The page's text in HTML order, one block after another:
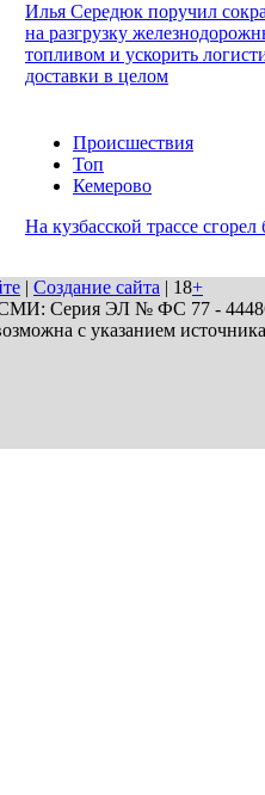
Илья Середюк поручил
на разгрузку
топливом и ускорить
доставки в целом
Происшествия
Топ
Кемерово
На кузбасской трассе сгорел
| Создание сайта | 18+
Серия ЭЛ № ФС 77 - 44486
с указанием